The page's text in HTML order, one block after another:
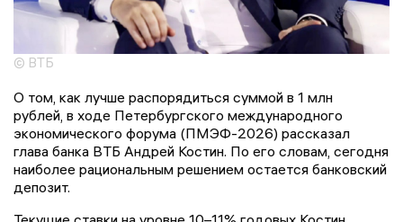
© ВТБ
О том, как лучше распорядиться суммой в 1 млн
рублей, в ходе Петербургского международного
экономического форума (ПМЭФ-2026) рассказал
глава банка ВТБ Андрей Костин. По его словам, сегодня
наиболее рациональным решением остается банковский
депозит.